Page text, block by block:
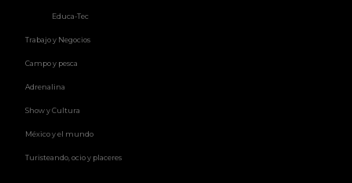
Educa-Tec
Trabajo y Negocios
Campo y pesca
Adrenalina
Show y Cultura
México y el mundo
Turisteando, ocio y placeres